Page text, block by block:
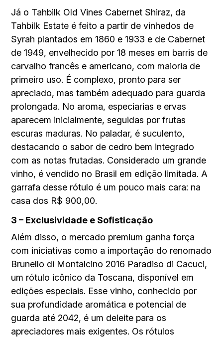
Já o Tahbilk Old Vines Cabernet Shiraz, da
Tahbilk Estate é feito a partir de vinhedos de
Syrah plantados em 1860 e 1933 e de Cabernet
de 1949, envelhecido por 18 meses em barris de
carvalho francês e americano, com maioria de
primeiro uso. É complexo, pronto para ser
apreciado, mas também adequado para guarda
prolongada. No aroma, especiarias e ervas
aparecem inicialmente, seguidas por frutas
escuras maduras. No paladar, é suculento,
destacando o sabor de cedro bem integrado
com as notas frutadas. Considerado um grande
vinho, é vendido no Brasil em edição limitada. A
garrafa desse rótulo é um pouco mais cara: na
casa dos R$ 900,00.
3 – Exclusividade e Sofisticação
Além disso, o mercado premium ganha força
com iniciativas como a importação do renomado
Brunello di Montalcino 2016 Paradiso di Cacuci,
um rótulo icônico da Toscana, disponível em
edições especiais. Esse vinho, conhecido por
sua profundidade aromática e potencial de
guarda até 2042, é um deleite para os
apreciadores mais exigentes. Os rótulos